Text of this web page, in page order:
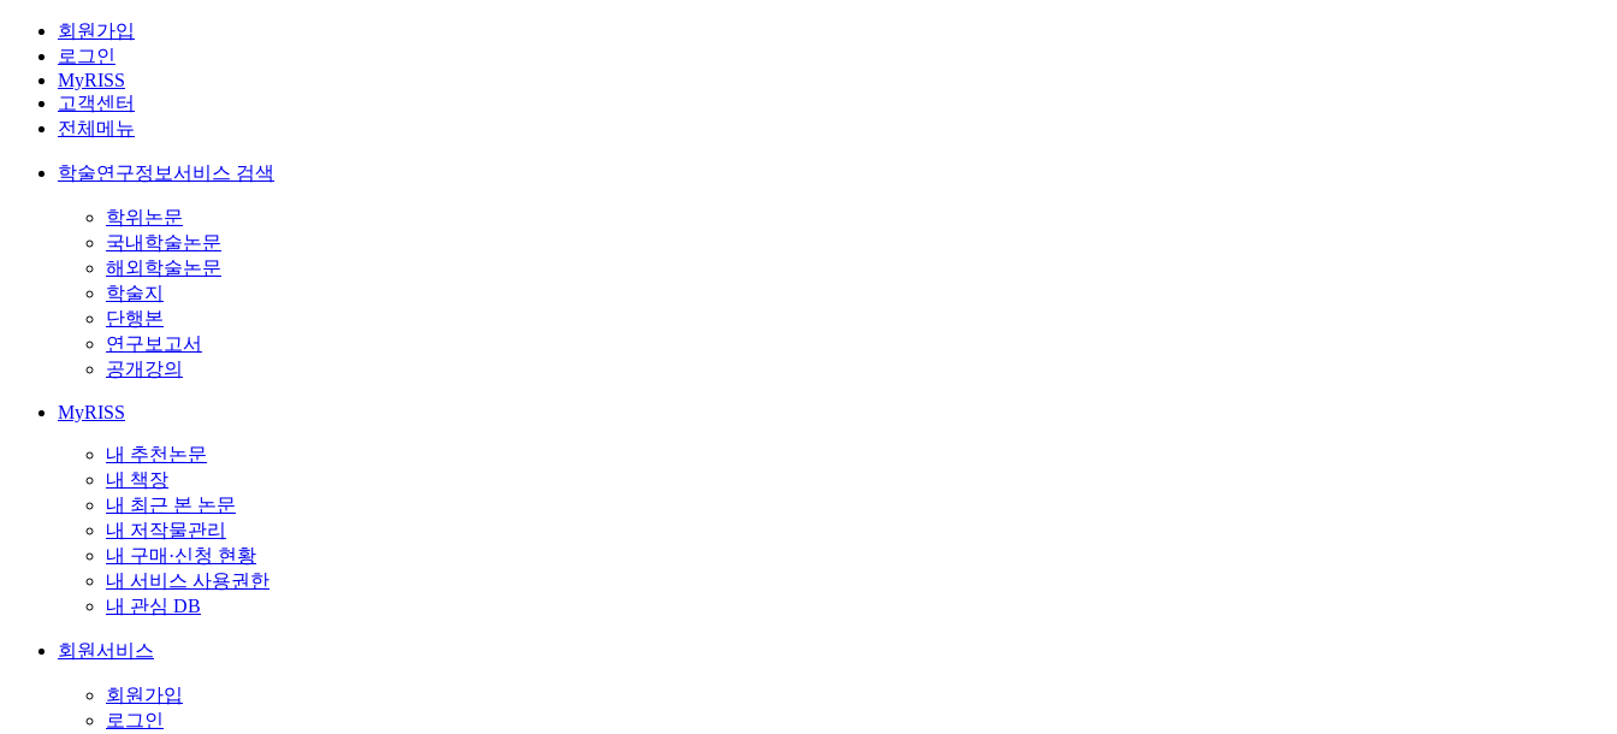
회원가입
로그인
MyRISS
고객센터
전체메뉴
학술연구정보서비스 검색
학위논문
국내학술논문
해외학술논문
학술지
단행본
연구보고서
공개강의
MyRISS
내 추천논문
내 책장
내 최근 본 논문
내 저작물관리
내 구매·신청 현황
내 서비스 사용권한
내 관심 DB
회원서비스
회원가입
로그인